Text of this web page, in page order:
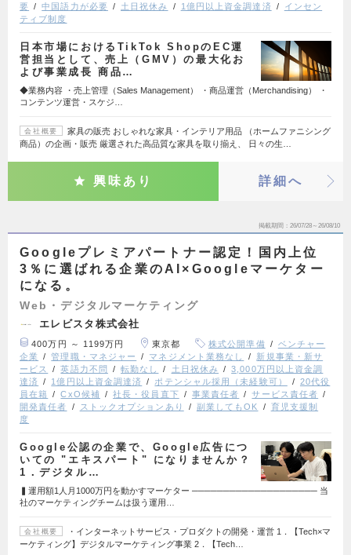
要 中国語力が必要 土日祝休み 1億円以上資金調達済
インセン
ティブ制度
日本市場におけるTikTok ShopのEC運
営担当として、売上（GMV）の最大化お
よび事業成長 商品…
◆業務内容 ・売上管理（Sales Management） ・商品運営（Merchandising） ・
コンテンツ運営・スケジ…
会社概要
家具の販売 おしゃれな家具・インテリア用品 （ホームファニシング
商品）の企画・販売 厳選された高品質な家具を取り揃え、 日々の生…
興味あり 詳細へ
掲載期間 26/07/28～26/08/10
Googleプレミアパートナー認定！国内上位
3％に選ばれる企業のAI×Googleマーケター
になる。
Web・デジタルマーケティング
エレビスタ株式会社
400万円 ～ 1199万円 東京都 株式公開準備
ベンチャー
企業
管理職・マネジャー マネジメント業務なし
新規事業・新サ
ービス
英語力不問 転勤なし 土日祝休み
3,000万円以上資金調
達済
1億円以上資金調達済 ポテンシャル採用（未経験可）
20代役
員在籍
CxO候補 社長・役員直下 事業責任者
サービス責任者
開発責任者
ストックオプションあり 副業してもOK
育児支援制
度
Google公認の企業で、Google広告につ
いての "エキスパート" になりませんか？
1．デジタル…
▍運用額1人月1000万円を動かすマーケター ──────────────────── 当
社のマーケティングチームは扱う運用…
会社概要
・インターネットサービス・プロダクトの開発・運営 1．【Tech×マ
ーケティング】デジタルマーケティング事業 2．【Tech…